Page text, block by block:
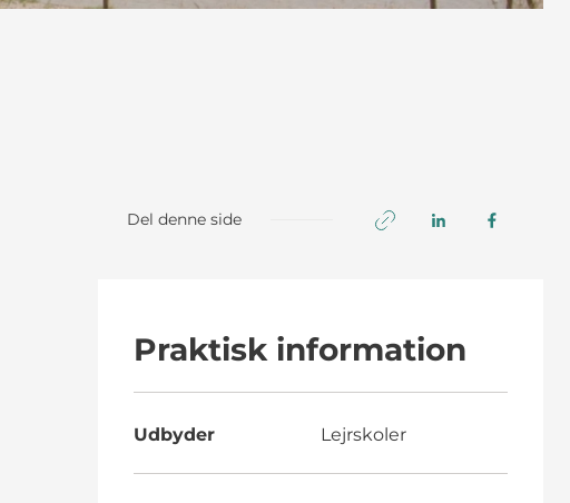
Del denne side
Praktisk information
Udbyder Lejrskoler